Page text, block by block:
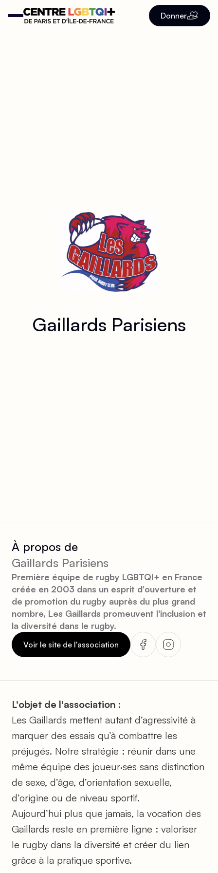
Donner
Gaillards Parisiens
À propos de
Gaillards Parisiens
Première équipe de rugby LGBTQI+ en France
créée en 2003 dans un esprit d'ouverture et
de promotion du rugby auprès du plus grand
nombre, Les Gaillards promeuvent l'inclusion et
la diversité dans le rugby.
Voir le site de l'association
L'objet de l'association :
Les Gaillards mettent autant d’agressivité à
marquer des essais qu’à combattre les
préjugés. Notre stratégie : réunir dans une
même équipe des joueur·ses sans distinction
de sexe, d’âge, d’orientation sexuelle,
d’origine ou de niveau sportif.
Aujourd’hui plus que jamais, la vocation des
Gaillards reste en première ligne : valoriser
le rugby dans la diversité et créer du lien
grâce à la pratique sportive.